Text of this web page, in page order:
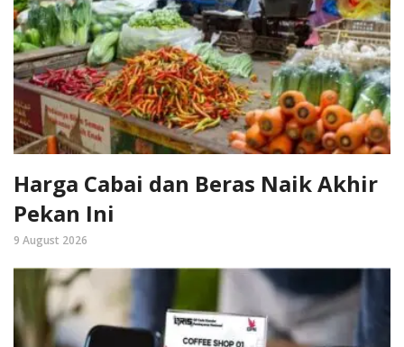
Harga Cabai dan Beras Naik Akhir
Pekan Ini
9 August 2026